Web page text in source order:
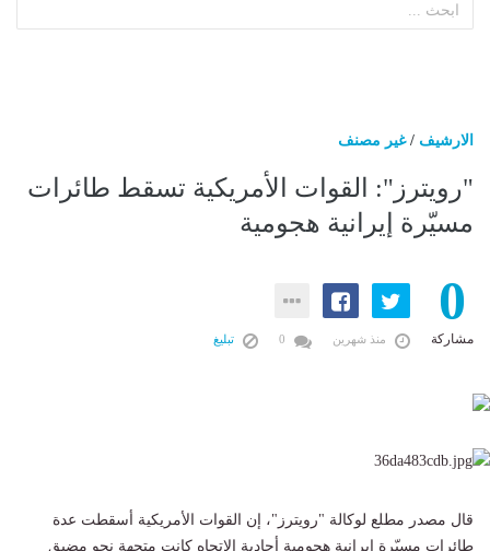
الارشيف /غير مصنف
"رويترز": القوات الأمريكية تسقط طائرات
مسيّرة إيرانية هجومية
0
مشاركة منذ شهرين تبليغ
قال مصدر مطلع ⁠لوكالة "رويترز"، إن القوات الأمريكية ​أسقطت عدة
⁠طائرات مسيّرة إيرانية هجومية أحادية ⁠الاتجاه كانت متجهة نحو مضيق